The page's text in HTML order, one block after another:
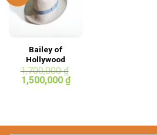
Bailey of
Hollywood
Panama Hat
1,700,000₫
Giá
gốc
1,500,000 ₫Giá
hiện